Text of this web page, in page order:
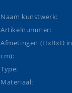
Naam kunstwerk:
Artikelnummer:
Afmetingen (HxBxD in
cm):
Type:
Materiaal: